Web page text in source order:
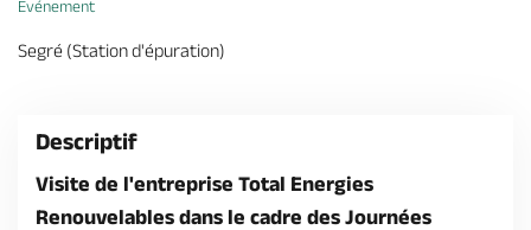
Dormir, manger
Séjours, cadeaux
Billetterie en ligne
Evénement
Segré (Station d'épuration)
Descriptif
Visite de l'entreprise Total Energies
Renouvelables dans le cadre des Journées